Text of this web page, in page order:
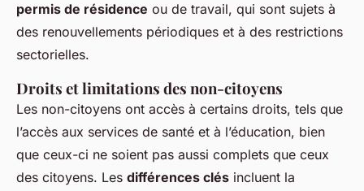
permis de résidence ou de travail, qui sont sujets à
des renouvellements périodiques et à des restrictions
sectorielles.
Droits et limitations des non-citoyens
Les non-citoyens ont accès à certains droits, tels que
l’accès aux services de santé et à l’éducation, bien
que ceux-ci ne soient pas aussi complets que ceux
des citoyens. Les différences clés incluent la